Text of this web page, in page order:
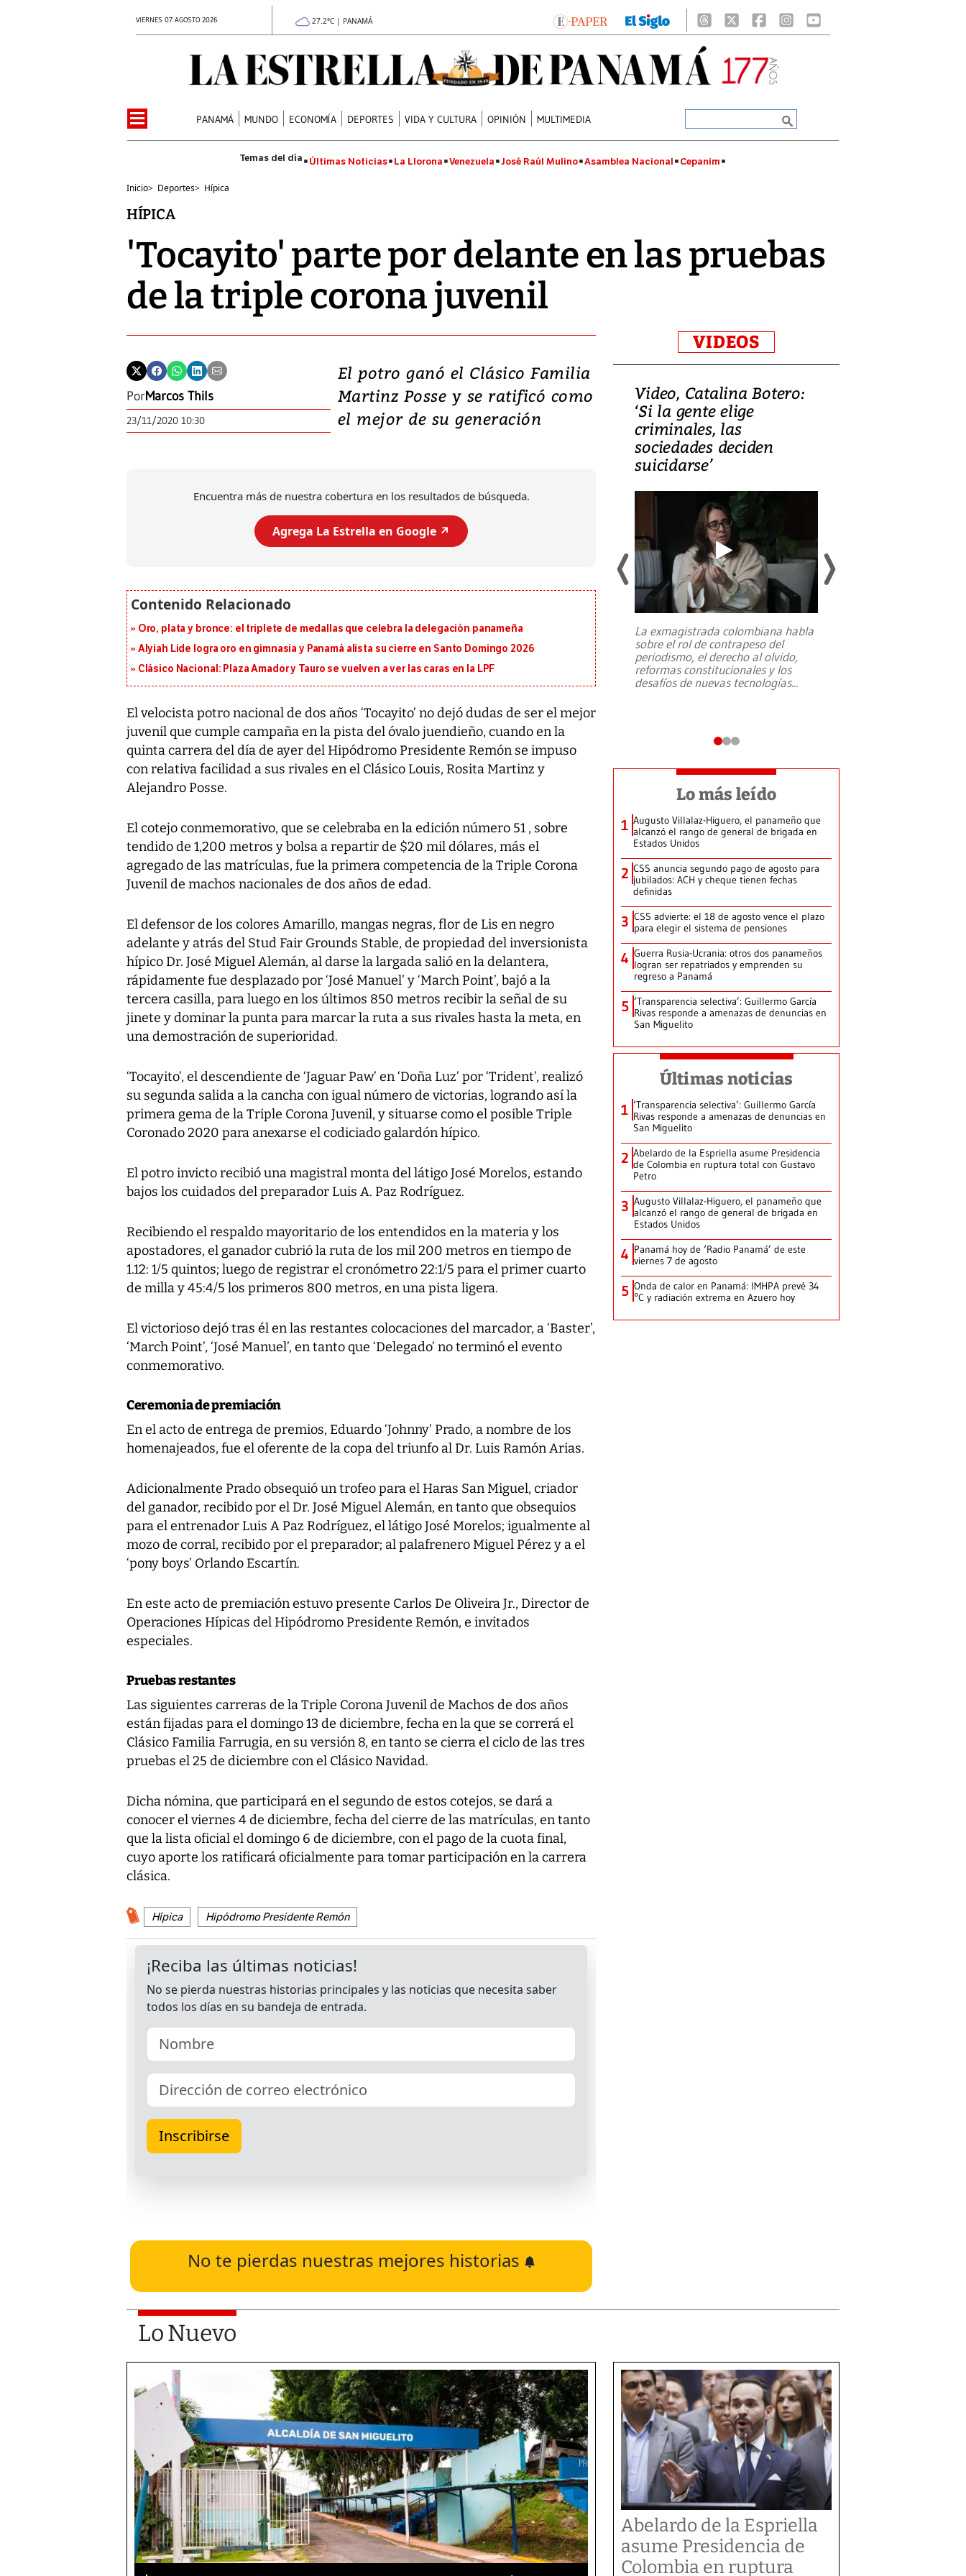
VIERNES 07 AGOSTO 2026 27.2°C | PANAMÁ
PANAMÁ MUNDO ECONOMÍA DEPORTES VIDA Y CULTURA OPINIÓN MULTIMEDIA
Últimas Noticias La Llorona Venezuela José Raúl Mulino Asamblea Nacional Cepanim
Inicio> Deportes> Hípica
HÍPICA
'Tocayito' parte por delante en las pruebas
de la triple corona juvenil
PorMarcos Thils
23/11/2020 10:30
El potro ganó el Clásico Familia
Martinz Posse y se ratificó como
el mejor de su generación
Encuentra más de nuestra cobertura en los resultados de búsqueda.
Agrega La Estrella en Google ↗️
Oro, plata y bronce: el triplete de medallas que celebra la delegación panameña
Alyiah Lide logra oro en gimnasia y Panamá alista su cierre en Santo Domingo 2026
Clásico Nacional: Plaza Amador y Tauro se vuelven a ver las caras en la LPF
El velocista potro nacional de dos años ‘Tocayito’ no dejó dudas de ser el mejor
juvenil que cumple campaña en la pista del óvalo juendieño, cuando en la
quinta carrera del día de ayer del Hipódromo Presidente Remón se impuso
con relativa facilidad a sus rivales en el Clásico Louis, Rosita Martinz y
Alejandro Posse.
El cotejo conmemorativo, que se celebraba en la edición número 51 , sobre
tendido de 1,200 metros y bolsa a repartir de $20 mil dólares, más el
agregado de las matrículas, fue la primera competencia de la Triple Corona
Juvenil de machos nacionales de dos años de edad.
El defensor de los colores Amarillo, mangas negras, flor de Lis en negro
adelante y atrás del Stud Fair Grounds Stable, de propiedad del inversionista
hípico Dr. José Miguel Alemán, al darse la largada salió en la delantera,
rápidamente fue desplazado por ‘José Manuel’ y ‘March Point’, bajó a la
tercera casilla, para luego en los últimos 850 metros recibir la señal de su
jinete y dominar la punta para marcar la ruta a sus rivales hasta la meta, en
una demostración de superioridad.
‘Tocayito’, el descendiente de ‘Jaguar Paw’ en ‘Doña Luz’ por ‘Trident’, realizó
su segunda salida a la cancha con igual número de victorias, logrando así la
primera gema de la Triple Corona Juvenil, y situarse como el posible Triple
Coronado 2020 para anexarse el codiciado galardón hípico.
El potro invicto recibió una magistral monta del látigo José Morelos, estando
bajos los cuidados del preparador Luis A. Paz Rodríguez.
Recibiendo el respaldo mayoritario de los entendidos en la materia y los
apostadores, el ganador cubrió la ruta de los mil 200 metros en tiempo de
1.12: 1/5 quintos; luego de registrar el cronómetro 22:1/5 para el primer cuarto
de milla y 45:4/5 los primeros 800 metros, en una pista ligera.
El victorioso dejó tras él en las restantes colocaciones del marcador, a ‘Baster’,
‘March Point’, ‘José Manuel’, en tanto que ‘Delegado’ no terminó el evento
conmemorativo.
Ceremonia de premiación
En el acto de entrega de premios, Eduardo ‘Johnny’ Prado, a nombre de los
homenajeados, fue el oferente de la copa del triunfo al Dr. Luis Ramón Arias.
Adicionalmente Prado obsequió un trofeo para el Haras San Miguel, criador
del ganador, recibido por el Dr. José Miguel Alemán, en tanto que obsequios
para el entrenador Luis A Paz Rodríguez, el látigo José Morelos; igualmente al
mozo de corral, recibido por el preparador; al palafrenero Miguel Pérez y a el
‘pony boys’ Orlando Escartín.
En este acto de premiación estuvo presente Carlos De Oliveira Jr., Director de
Operaciones Hípicas del Hipódromo Presidente Remón, e invitados
especiales.
Pruebas restantes
Las siguientes carreras de la Triple Corona Juvenil de Machos de dos años
están fijadas para el domingo 13 de diciembre, fecha en la que se correrá el
Clásico Familia Farrugia, en su versión 8, en tanto se cierra el ciclo de las tres
pruebas el 25 de diciembre con el Clásico Navidad.
Dicha nómina, que participará en el segundo de estos cotejos, se dará a
conocer el viernes 4 de diciembre, fecha del cierre de las matrículas, en tanto
que la lista oficial el domingo 6 de diciembre, con el pago de la cuota final,
cuyo aporte los ratificará oficialmente para tomar participación en la carrera
clásica.
Hípica Hipódromo Presidente Remón
No te pierdas nuestras mejores historias
VIDEOS
Video, Japón: Terremoto
deja heridos y graves
daños en Kumamoto
Un fuerte terremoto de magnitud
julio en la prefectura de Kumamoto,
al sur de Japón, provocando una
emergencia de gran ...
Video, Catalina Botero:
‘Si la gente elige
criminales, las
sociedades deciden
suicidarse’
La exmagistrada colombiana habla
sobre el rol de contrapeso del
periodismo, el derecho al olvido,
reformas constitucionales y los
desafíos de nuevas tecnologías...
Lo más leído
1 Augusto Villalaz-Higuero, el panameño que
alcanzó el rango de general de brigada en
Estados Unidos
2 CSS anuncia segundo pago de agosto para
jubilados: ACH y cheque tienen fechas
definidas
3 CSS advierte: el 18 de agosto vence el plazo
para elegir el sistema de pensiones
4 Guerra Rusia-Ucrania: otros dos panameños
logran ser repatriados y emprenden su
regreso a Panamá
5 ‘Transparencia selectiva’: Guillermo García
Rivas responde a amenazas de denuncias en
San Miguelito
Últimas noticias
1 ‘Transparencia selectiva’: Guillermo García
Rivas responde a amenazas de denuncias en
San Miguelito
2 Abelardo de la Espriella asume Presidencia
de Colombia en ruptura total con Gustavo
Petro
3 Augusto Villalaz-Higuero, el panameño que
alcanzó el rango de general de brigada en
Estados Unidos
4 Panamá hoy de ‘Radio Panamá’ de este
viernes 7 de agosto
5 Onda de calor en Panamá: IMHPA prevé 34
°C y radiación extrema en Azuero hoy
Lo Nuevo
Abelardo de la Espriella
asume Presidencia de
Colombia en ruptura